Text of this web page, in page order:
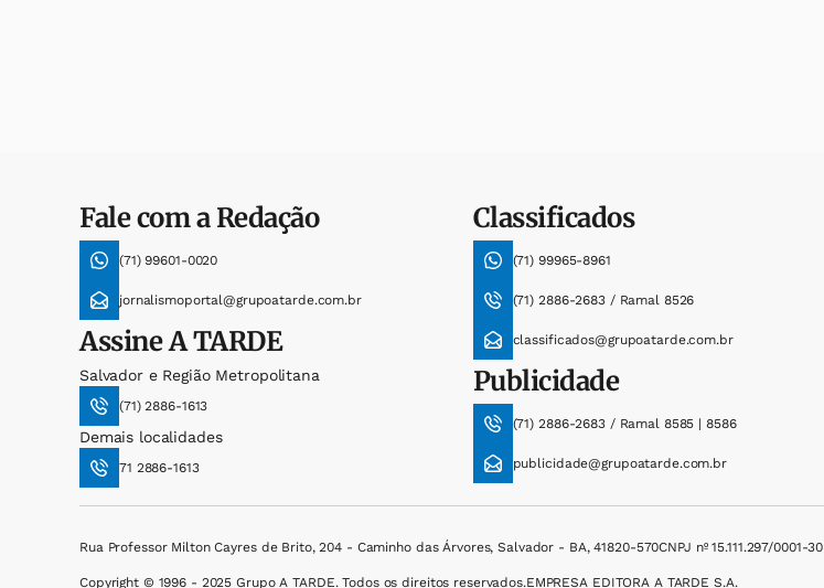
Fale com a Redação
(71) 99601-0020
jornalismoportal@grupoatarde.com.br
AssineA TARDE
Salvador e Região Metropolitana
(71) 2886-1613
Demais localidades
71 2886-1613
Classificados
(71) 99965-8961
(71) 2886-2683 / Ramal 8526
classificados@grupoatarde.com.br
Publicidade
(71) 2886-2683 / Ramal 8585 | 8586
publicidade@grupoatarde.com.br
Rua Professor Milton Cayres de Brito, 204 - Caminho das Árvores, Salvador - BA, 41820-570CNPJ nº 15.111.297/0001-30
Copyright © 1996 - 2025 Grupo A TARDE. Todos os direitos reservados.EMPRESA EDITORA A TARDE S.A.